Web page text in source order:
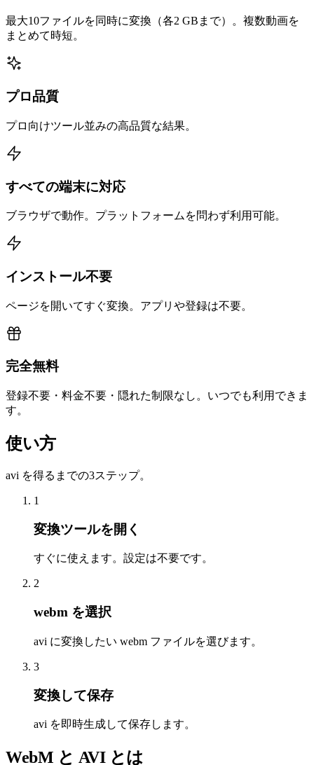
最大10ファイルを同時に変換（各2 GBまで）。複数動画を
まとめて時短。
プロ品質
プロ向けツール並みの高品質な結果。
すべての端末に対応
ブラウザで動作。プラットフォームを問わず利用可能。
インストール不要
ページを開いてすぐ変換。アプリや登録は不要。
完全無料
登録不要・料金不要・隠れた制限なし。いつでも利用できま
す。
使い方
avi を得るまでの3ステップ。
1
変換ツールを開く
すぐに使えます。設定は不要です。
2
webm を選択
avi に変換したい webm ファイルを選びます。
3
変換して保存
avi を即時生成して保存します。
WebM と AVI とは